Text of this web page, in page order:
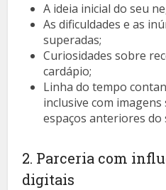
A ideia inicial do seu
As dificuldades e as
superadas;
Curiosidades sobre
cardápio;
Linha do tempo
inclusive com
espaços anteriores do
2. Parceria com
digitais